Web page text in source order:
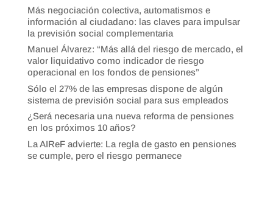
Más negociación colectiva, automatismos e
información al ciudadano: las claves para impulsar
la previsión social complementaria
Manuel Álvarez: “Más allá del riesgo de mercado, el
valor liquidativo como indicador de riesgo
operacional en los fondos de pensiones”
Sólo el 27% de las empresas dispone de algún
sistema de previsión social para sus empleados
¿Será necesaria una nueva reforma de pensiones
en los próximos 10 años?
La AIReF advierte: La regla de gasto en pensiones
se cumple, pero el riesgo permanece